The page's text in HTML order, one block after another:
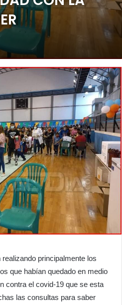
principalmente los
que habían quedado en medio
contra el covid-19 que se esta
las consultas para saber